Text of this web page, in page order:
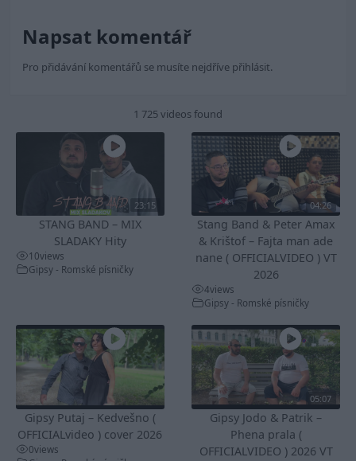
Napsat komentář
Pro přidávání komentářů se musíte nejdříve přihlásit.
1 725 videos found
23:15
STANG BAND – MIX
SLADAKY Hity
10views
Gipsy - Romské písničky
04:26
Stang Band & Peter Amax
& Krištof – Fajta man ade
nane ( OFFICIALVIDEO ) VT
2026
4views
Gipsy - Romské písničky
Gipsy Putaj – Kedvešno (
OFFICIALvideo ) cover 2026
0views
05:07
Gipsy Jodo & Patrik –
Phena prala (
OFFICIALVIDEO ) 2026 VT